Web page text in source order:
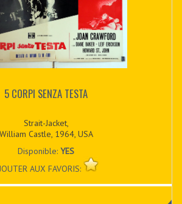
5 CORPI SENZA TESTA
Strait-Jacket,
William Castle, 1964, USA
Disponible:YES
AUX FAVORIS: